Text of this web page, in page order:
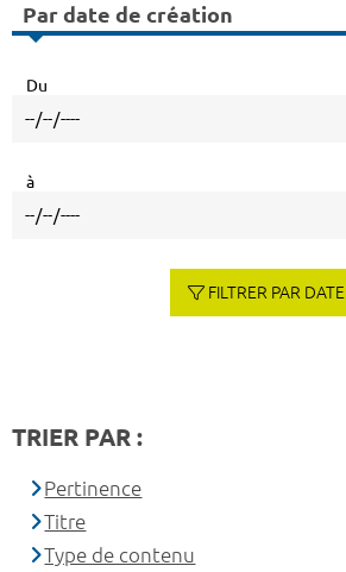
Par date de création
Du
à
FILTRER PAR DATE
TRIER PAR :
Pertinence
Titre
Type de contenu